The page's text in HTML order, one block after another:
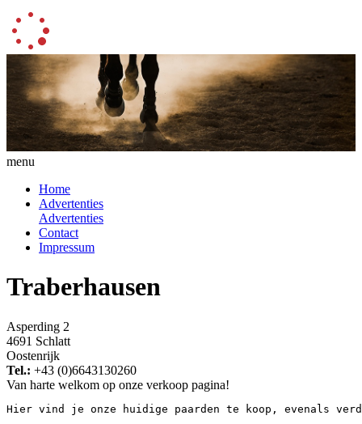
menu
Home
Advertenties
Advertenties
Contact
Impressum
Traberhausen
Asperding 2
4691 Schlatt
Oostenrijk
Tel.: +43 (0)6643130260
Van harte welkom op onze verkoop pagina!
Hier vind je onze huidige paarden te koop, evenals